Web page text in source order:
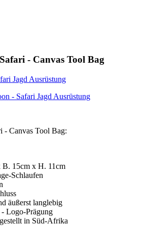
- Canvas Tool Bag
- Safari Jagd Ausrüstung
Canvas Tool Bag:
15cm x H. 11cm
Schlaufen
äußerst langlebig
Logo-Prägung
in Süd-Afrika